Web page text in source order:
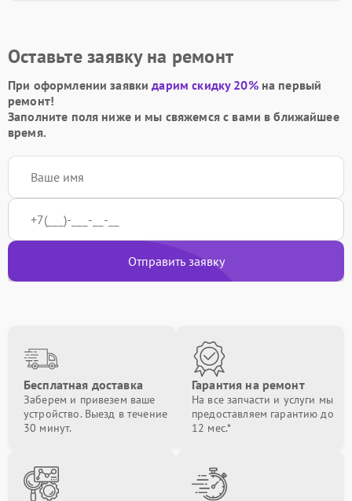
Оставьте заявку на ремонт
При оформлении заявкидарим скидку 20%на первый
ремонт!
Заполните поля ниже и мы свяжемся с вами в ближайшее
время.
Отправить заявку
Бесплатная доставка
Заберем и привезем ваше
устройство. Выезд в течение
30 минут.
Гарантия на ремонт
На все запчасти и услуги мы
предоставляем гарантию до
12 мес.*